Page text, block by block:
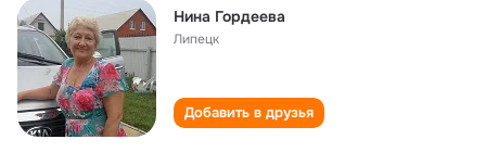
Нина Гордеева
Липецк
Добавить в друзья